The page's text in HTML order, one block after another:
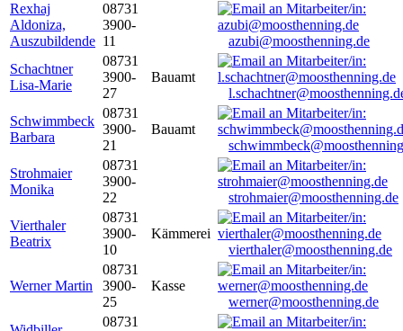
Rexhaj
Aldoniza,
Auszubildende
08731
3900-
11
azubi@moosthenning.de
Schachtner
Lisa-Marie
08731
3900-
27
Bauamt
Schwimmbeck
Barbara
08731
3900-
21
Bauamt
Strohmaier
Monika
08731
3900-
22
strohmaier@moosthenning.de
Vierthaler
Beatrix
08731
3900-
10
Kämmerei
vierthaler@moosthenning.de
Werner Martin
08731
3900-
25
Kasse
werner@moosthenning.de
08731